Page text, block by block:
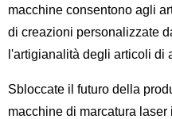
macchine consentono agli
di creazioni personalizzate
l'artigianalità degli articoli di
Sbloccate il futuro della
macchine di marcatura